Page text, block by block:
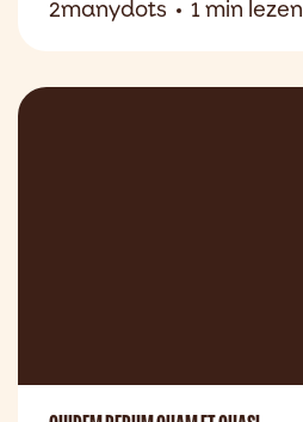
2manydots 1 min lezen